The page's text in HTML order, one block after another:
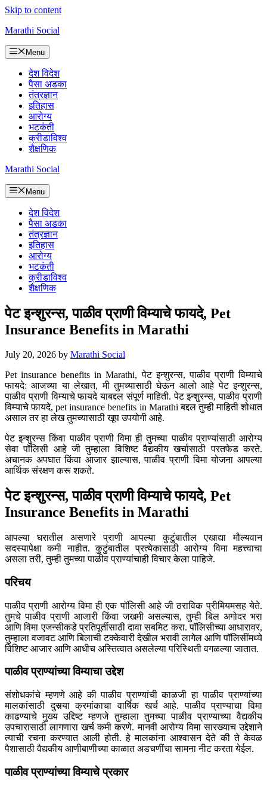
Skip to content
Marathi Social
Menu
देश विदेश
पैसा अडका
तंत्रज्ञान
इतिहास
आरोग्य
भटकंती
क्रीडाविश्व
शैक्षणिक
Marathi Social
Menu
देश विदेश
पैसा अडका
तंत्रज्ञान
इतिहास
आरोग्य
भटकंती
क्रीडाविश्व
शैक्षणिक
पेट इन्शुरन्स, पाळीव प्राणी विम्याचे फायदे, Pet
Insurance Benefits in Marathi
July 20, 2026 by Marathi Social
Pet insurance benefits in Marathi, पेट इन्शुरन्स, पाळीव प्राणी विम्याचे
फायदे: आजच्या या लेखात, मी तुमच्यासाठी घेऊन आलो आहे पेट इन्शुरन्स,
पाळीव प्राणी विम्याचे फायदे याबद्दल संपूर्ण माहिती. पेट इन्शुरन्स, पाळीव प्राणी
विम्याचे फायदे, pet insurance benefits in Marathi बद्दल तुम्ही माहिती शोधात
असाल तर हा लेख तुमच्यासाठी खूप उपयोगी आहे.
पेट इन्शुरन्स किंवा पाळीव प्राणी विमा ही तुमच्या पाळीव प्राण्यांसाठी आरोग्य
सेवा पॉलिसी आहे जी तुम्हाला विशिष्ट वैद्यकीय खर्चासाठी परतफेड करते.
अचानक अपघात किंवा आजार झाल्यास, पाळीव प्राणी विमा योजना आपल्या
आर्थिक संरक्षण करू शकते.
पेट इन्शुरन्स, पाळीव प्राणी विम्याचे फायदे, Pet
Insurance Benefits in Marathi
आपल्या घरातील असणारे प्राणी आपल्या कुटुंबातील एखाद्या मौल्यवान
सदस्यापेक्षा कमी नाहीत. कुटुंबातील प्रत्येकासाठी आरोग्य विमा महत्त्वाचा
असला तरी, तुम्ही तुमच्या पाळीव प्राण्यांचाही विचार केला पाहिजे.
परिचय
पाळीव प्राणी आरोग्य विमा ही एक पॉलिसी आहे जी ठराविक प्रीमियमसह येते.
तुमचे पाळीव प्राणी आजारी किंवा जखमी असल्यास, तुम्ही बिल अगोदर भरा
आणि विमा एजन्सीकडे प्रतिपूर्तीसाठी दावा सबमिट करा. पॉलिसीच्या आधारावर,
तुम्हाला वजावट आणि बिलाची टक्केवारी देखील भरावी लागेल आणि पॉलिसींमध्ये
विशिष्ट आजार आणि आधीच अस्तित्वात असलेल्या परिस्थिती वगळल्या जातात.
पाळीव प्राण्यांच्या विम्याचा उद्देश
संशोधकांचे म्हणणे आहे की पाळीव प्राण्यांची काळजी हा पाळीव प्राण्यांच्या
मालकांसाठी दुसर्‍या क्रमांकाचा वार्षिक खर्च आहे. पाळीव प्राण्याचा विमा
काढण्याचे मुख्य उद्दिष्ट म्हणजे तुम्हाला तुमच्या पाळीव प्राण्याच्या वैद्यकीय
उपचारासाठी लागणारा खर्च कमी करणे. मानवी आरोग्य विमा सारख्याच उद्देशाने
त्याची रचना करण्यात आली होती. हे मालकांना आश्वासन देते की ते केवळ
पैशासाठी वैद्यकीय आणीबाणीच्या काळात अडचणींचा सामना नीट करता येईल.
पाळीव प्राण्यांच्या विम्याचे प्रकार